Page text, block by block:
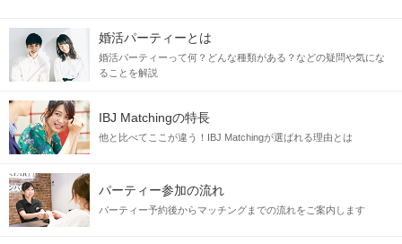
婚活パーティーとは
婚活パーティーって何？どんな種類がある？などの疑問や気にな
ることを解説
IBJ Matchingの特長
他と比べてここが違う！IBJ Matchingが選ばれる理由とは
パーティー参加の流れ
パーティー予約後からマッチングまでの流れをご案内します